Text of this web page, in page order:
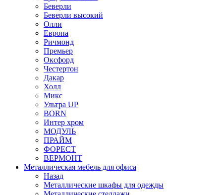
Беверли
Беверли высокий
Олли
Европа
Ричмонд
Премьер
Оксфорд
Честертон
Дакар
Холл
Микс
Ультра UP
BORN
Интер хром
МОДУЛЬ
ПРАЙМ
ФОРЕСТ
ВЕРМОНТ
Металлическая мебель для офиса
Назад
Металлические шкафы для одежды